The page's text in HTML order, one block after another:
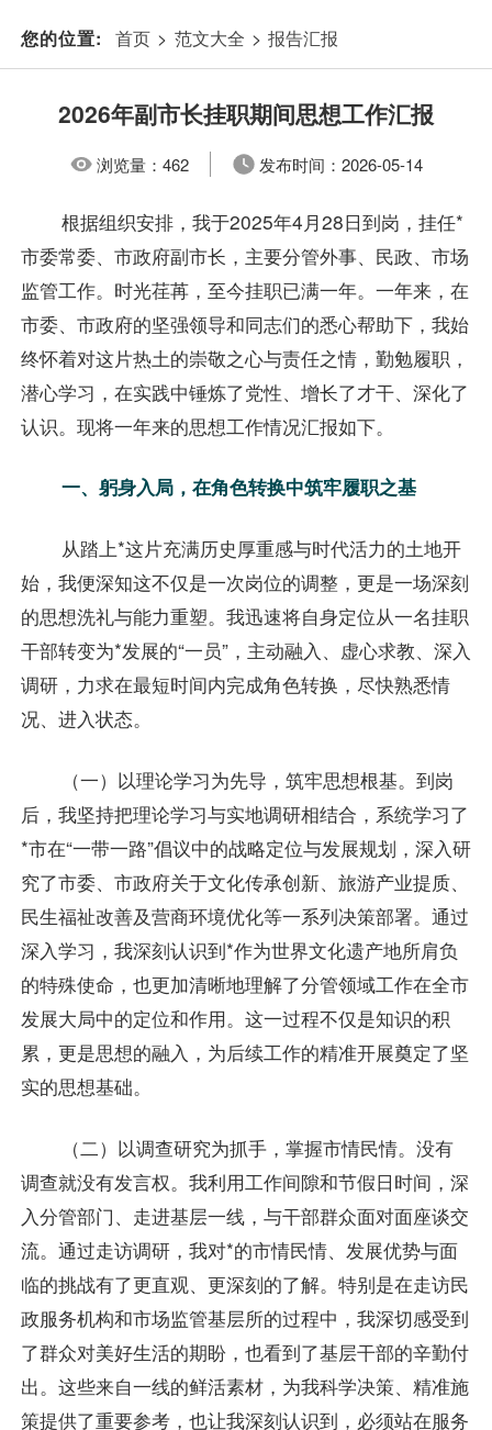
您的位置: 首页 > 范文大全 > 报告汇报
2026年副市长挂职期间思想工作汇报
浏览量：462 发布时间： 2026-05-14
根据组织安排，我于2025年4月28日到岗，挂任*
市委常委、市政府副市长，主要分管外事、民政、市场
监管工作。时光荏苒，至今挂职已满一年。一年来，在
市委、市政府的坚强领导和同志们的悉心帮助下，我始
终怀着对这片热土的崇敬之心与责任之情，勤勉履职，
潜心学习，在实践中锤炼了党性、增长了才干、深化了
认识。现将一年来的思想工作情况汇报如下。
一、躬身入局，在角色转换中筑牢履职之基
从踏上*这片充满历史厚重感与时代活力的土地开
始，我便深知这不仅是一次岗位的调整，更是一场深刻
的思想洗礼与能力重塑。我迅速将自身定位从一名挂职
干部转变为*发展的“一员”，主动融入、虚心求教、深入
调研，力求在最短时间内完成角色转换，尽快熟悉情
况、进入状态。
（一）以理论学习为先导，筑牢思想根基。到岗
后，我坚持把理论学习与实地调研相结合，系统学习了
*市在“一带一路”倡议中的战略定位与发展规划，深入研
究了市委、市政府关于文化传承创新、旅游产业提质、
民生福祉改善及营商环境优化等一系列决策部署。通过
深入学习，我深刻认识到*作为世界文化遗产地所肩负
的特殊使命，也更加清晰地理解了分管领域工作在全市
发展大局中的定位和作用。这一过程不仅是知识的积
累，更是思想的融入，为后续工作的精准开展奠定了坚
实的思想基础。
（二）以调查研究为抓手，掌握市情民情。没有
调查就没有发言权。我利用工作间隙和节假日时间，深
入分管部门、走进基层一线，与干部群众面对面座谈交
流。通过走访调研，我对*的市情民情、发展优势与面
临的挑战有了更直观、更深刻的了解。特别是在走访民
政服务机构和市场监管基层所的过程中，我深切感受到
了群众对美好生活的期盼，也看到了基层干部的辛勤付
出。这些来自一线的鲜活素材，为我科学决策、精准施
策提供了重要参考，也让我深刻认识到，必须站在服务